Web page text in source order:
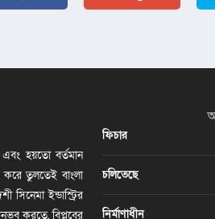
এবং হয়তো বর্তমান
করে তুলতেই বাংলা
সিনেমা ইন্ডাস্ট্রির
করতে, বিপ্লবের
ফিচার
চলিতেছে
নির্মাণাধীন